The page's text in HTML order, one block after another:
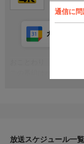
通信に
カレンダー
放送スケジュール一覧